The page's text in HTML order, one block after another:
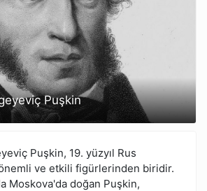
Puşkin
Puşkin, 19. yüzyıl Rus
ve etkili figürlerinden biridir.
Moskova'da doğan Puşkin,